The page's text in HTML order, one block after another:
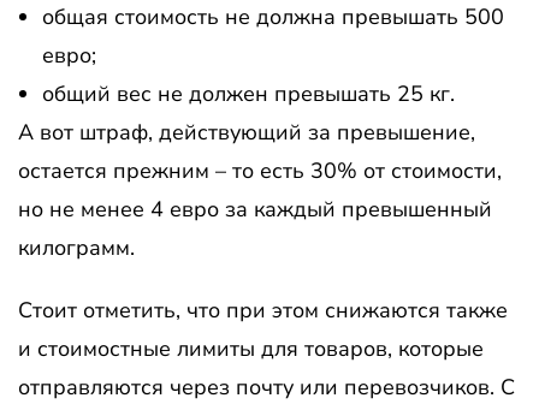
общая стоимость не должна превышать 500
евро;
общий вес не должен превышать 25 кг.
А вот штраф, действующий за превышение,
остается прежним – то есть 30% от стоимости,
но не менее 4 евро за каждый превышенный
килограмм.
Стоит отметить, что при этом снижаются также
и стоимостные лимиты для товаров, которые
отправляются через почту или перевозчиков. С